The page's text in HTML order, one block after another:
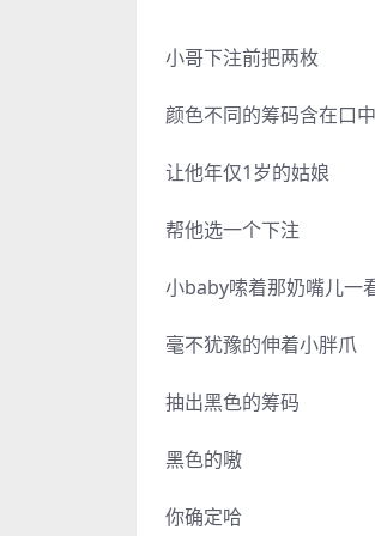
小哥下注前把两枚
颜色不同的筹码含在口中
让他年仅1岁的姑娘
帮他选一个下注
小baby嗦着那奶嘴儿一
毫不犹豫的伸着小胖爪
抽出黑色的筹码
黑色的嗷
你确定哈